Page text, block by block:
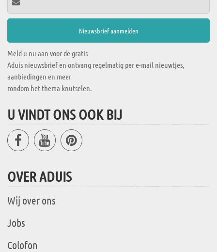
Meld u nu aan voor de gratis
Aduis nieuwsbrief en ontvang regelmatig per e-mail nieuwtjes,
aanbiedingen en meer
rondom het thema knutselen.
U VINDT ONS OOK BIJ
OVER ADUIS
Wij over ons
Jobs
Colofon